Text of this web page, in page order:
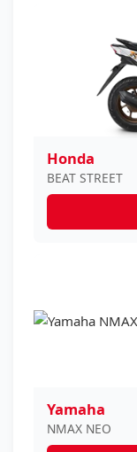
Honda
BEAT STREET
Yamaha
NMAX NEO